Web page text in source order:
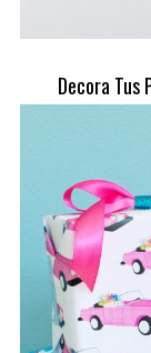
Decora Tus